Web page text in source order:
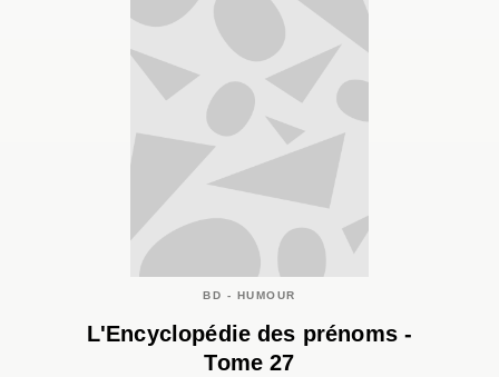
BD - HUMOUR
L'Encyclopédie des prénoms -
Tome 27